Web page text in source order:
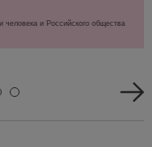
человека и Российского общества